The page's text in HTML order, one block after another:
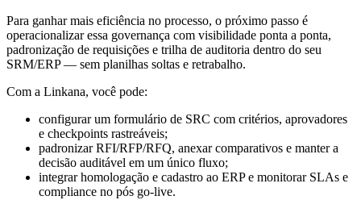
Para ganhar mais eficiência no processo, o próximo passo é
operacionalizar essa governança com visibilidade ponta a ponta,
padronização de requisições e trilha de auditoria dentro do seu
SRM/ERP — sem planilhas soltas e retrabalho.
Com a Linkana, você pode:
configurar um formulário de SRC com critérios, aprovadores
e checkpoints rastreáveis;
padronizar RFI/RFP/RFQ, anexar comparativos e manter a
decisão auditável em um único fluxo;
integrar homologação e cadastro ao ERP e monitorar SLAs e
compliance no pós go-live.